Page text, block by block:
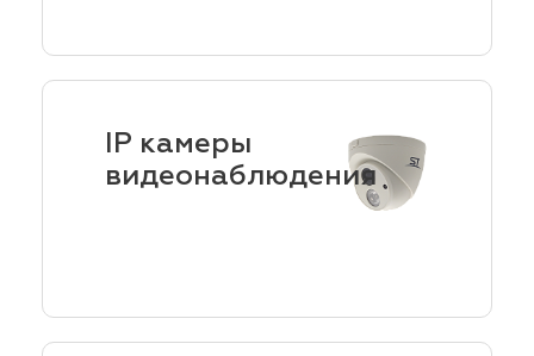
IP камеры
видеонаблюдения